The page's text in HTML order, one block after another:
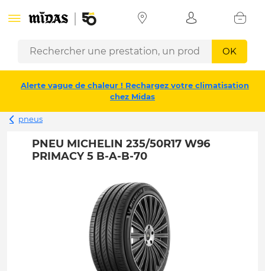
OK
Alerte vague de chaleur ! Rechargez votre climatisation
chez Midas
pneus
PNEU MICHELIN 235/50R17 W96
PRIMACY 5 B-A-B-70